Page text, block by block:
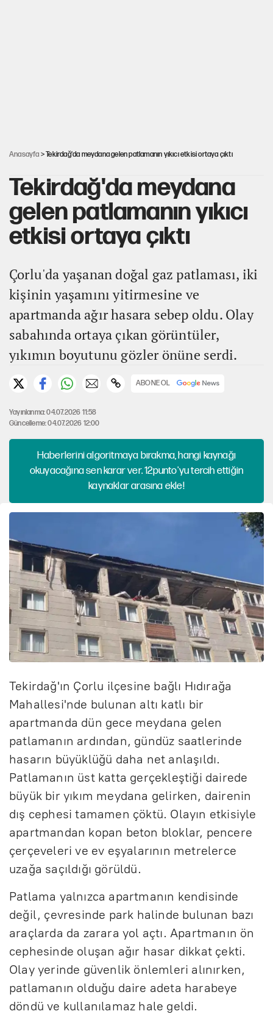
Anasayfa > Tekirdağ'da meydana gelen patlamanın yıkıcı etkisi ortaya çıktı
Tekirdağ'da meydana
gelen patlamanın yıkıcı
etkisi ortaya çıktı
Çorlu'da yaşanan doğal gaz patlaması, iki
kişinin yaşamını yitirmesine ve
apartmanda ağır hasara sebep oldu. Olay
sabahında ortaya çıkan görüntüler,
yıkımın boyutunu gözler önüne serdi.
ABONE OL
Yayınlanma: 04.07.2026 11:58
Güncelleme: 04.07.2026 12:00
Haberlerini algoritmaya bırakma, hangi kaynağı
okuyacağına sen karar ver. 12punto'yu tercih ettiğin
kaynaklar arasına ekle!
Tekirdağ'ın Çorlu ilçesine bağlı Hıdırağa
Mahallesi'nde bulunan altı katlı bir
apartmanda dün gece meydana gelen
patlamanın ardından, gündüz saatlerinde
hasarın büyüklüğü daha net anlaşıldı.
Patlamanın üst katta gerçekleştiği dairede
büyük bir yıkım meydana gelirken, dairenin
dış cephesi tamamen çöktü. Olayın etkisiyle
apartmandan kopan beton bloklar, pencere
çerçeveleri ve ev eşyalarının metrelerce
uzağa saçıldığı görüldü.
Patlama yalnızca apartmanın kendisinde
değil, çevresinde park halinde bulunan bazı
araçlarda da zarara yol açtı. Apartmanın ön
cephesinde oluşan ağır hasar dikkat çekti.
Olay yerinde güvenlik önlemleri alınırken,
patlamanın olduğu daire adeta harabeye
döndü ve kullanılamaz hale geldi.